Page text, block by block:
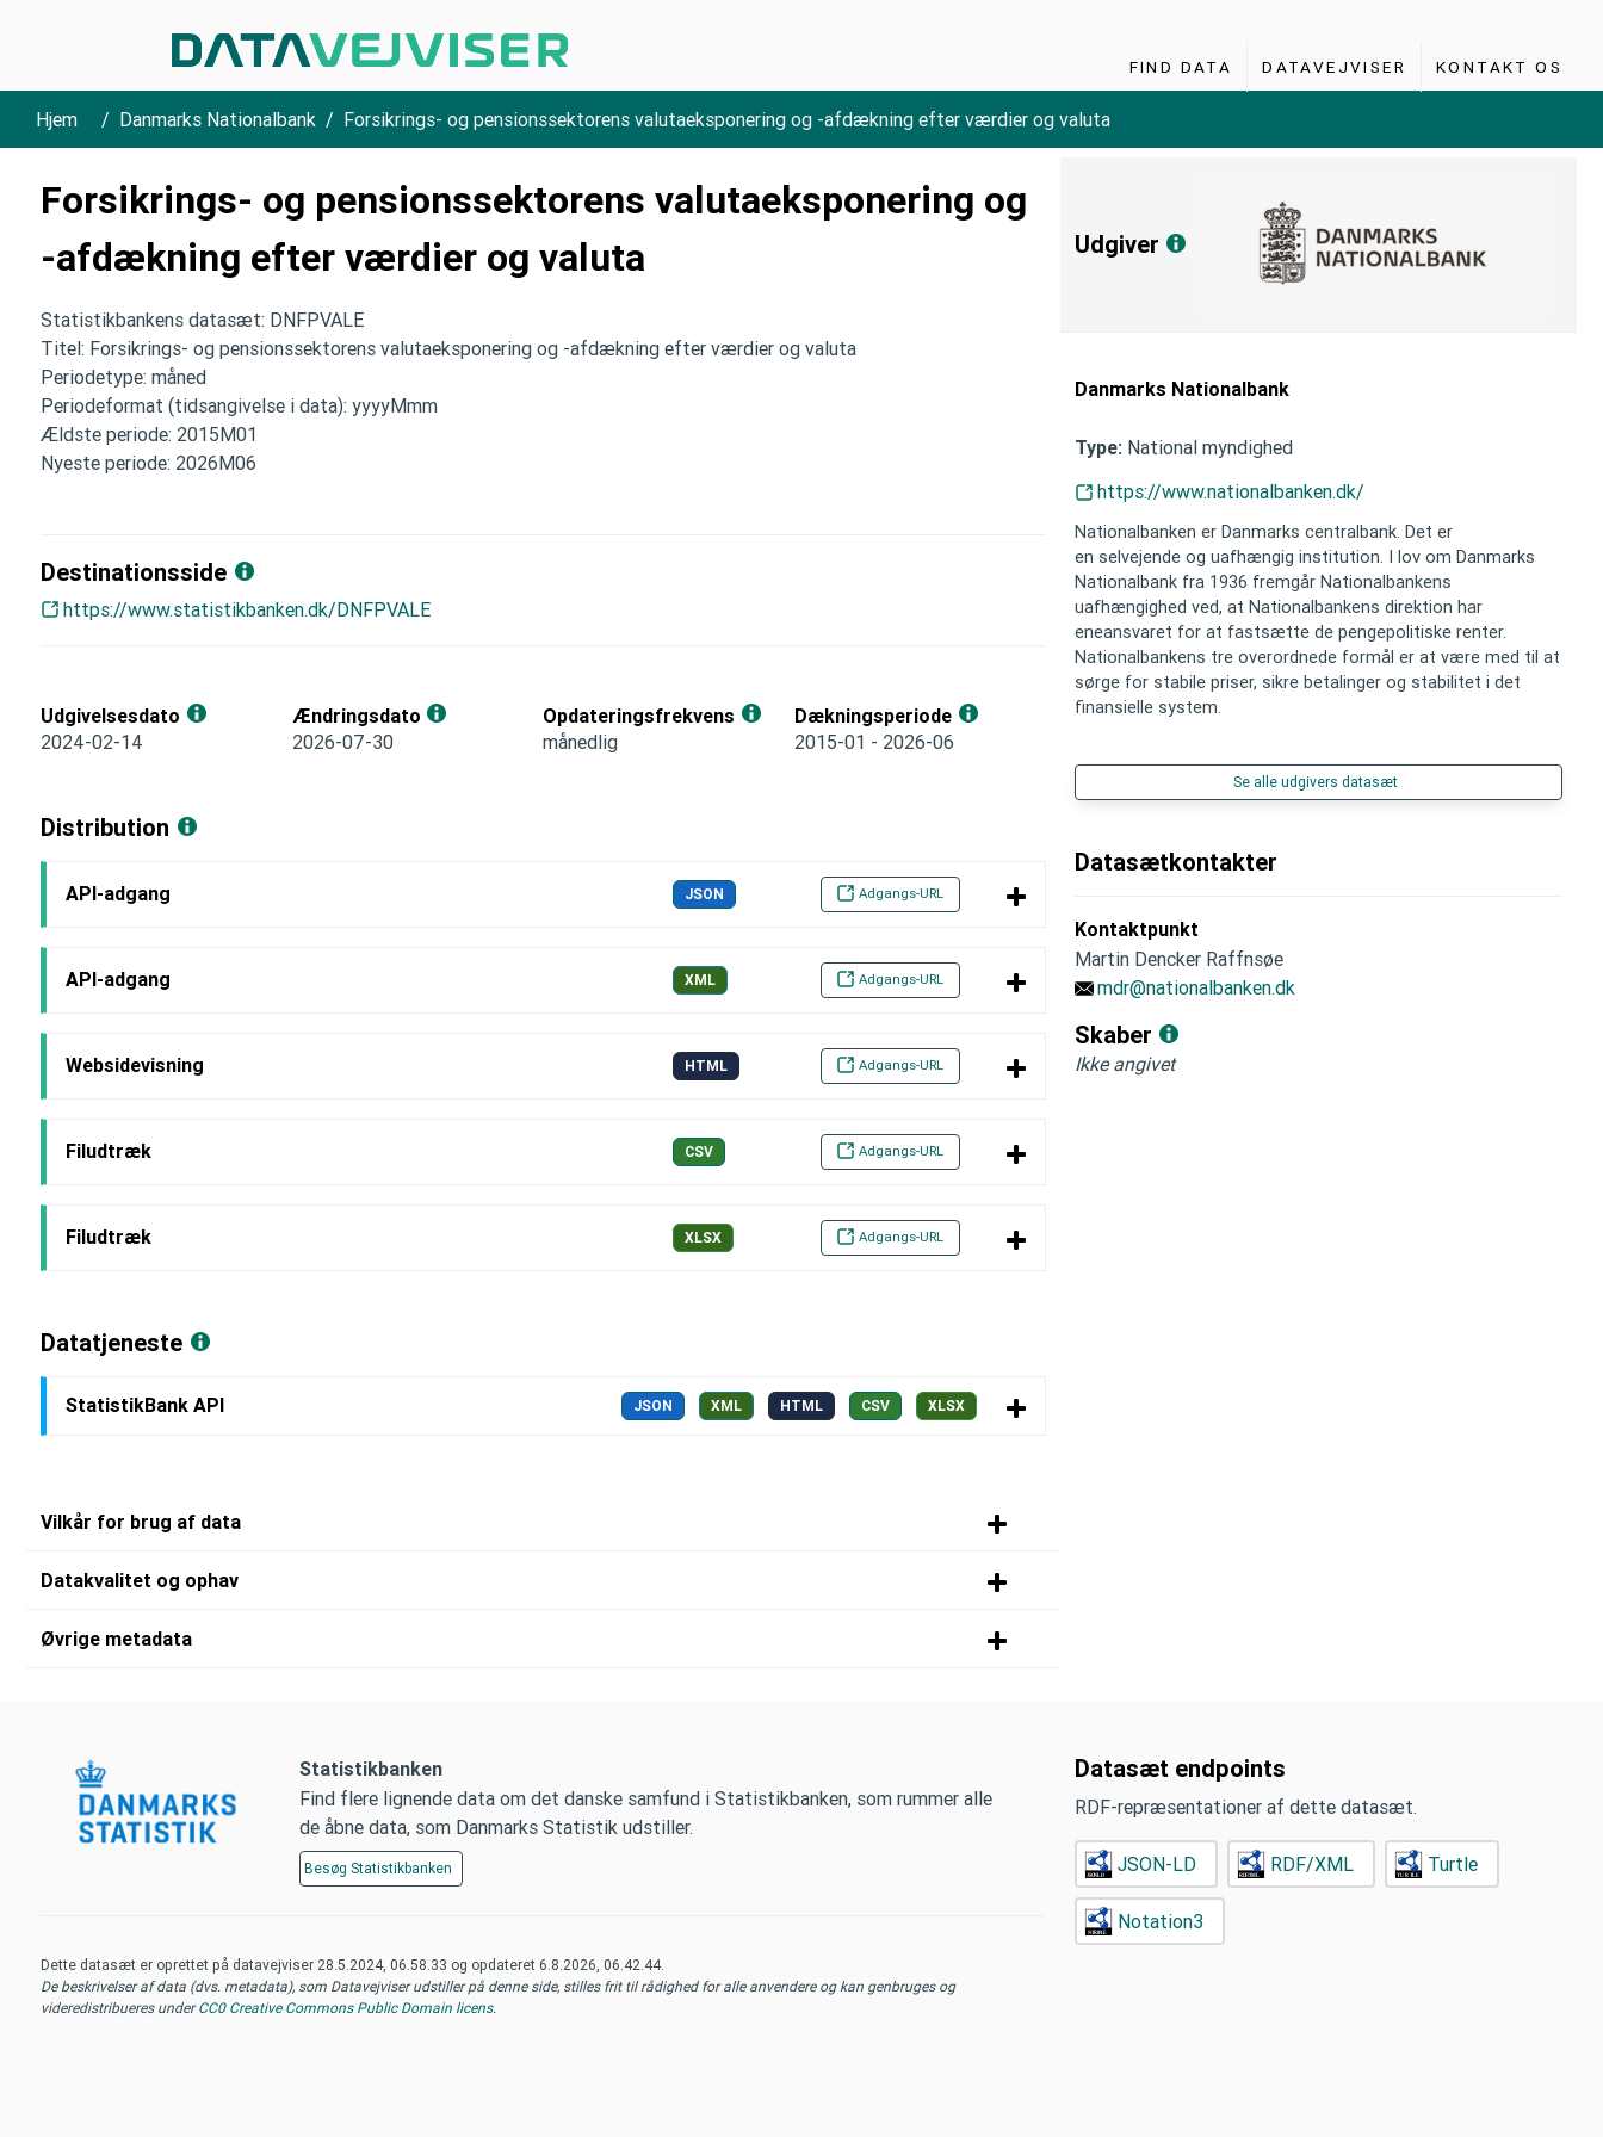
FIND DATA DATAVEJVISER KONTAKT OS
Hjem Danmarks Nationalbank Forsikrings- og pensionssektorens valutaeksponering og -afdækning efter værdier og valuta
Forsikrings- og pensionssektorens valutaeksponering og
-afdækning efter værdier og valuta
Statistikbankens datasæt: DNFPVALE
Titel: Forsikrings- og pensionssektorens valutaeksponering og -afdækning efter værdier og valuta
Periodetype: måned
Periodeformat (tidsangivelse i data): yyyyMmm
Ældste periode: 2015M01
Nyeste periode: 2026M06
Destinationsside
https://www.statistikbanken.dk/DNFPVALE
Udgivelsesdato
2024-02-14
Ændringsdato
2026-07-30
Opdateringsfrekvens
månedlig
Dækningsperiode
2015-01 - 2026-06
Distribution
API-adgang JSON Adgangs-URL
API-adgang XML Adgangs-URL
Websidevisning HTML Adgangs-URL
Filudtræk CSV Adgangs-URL
Filudtræk XLSX Adgangs-URL
Datatjeneste
StatistikBank API JSON XML HTML CSV XLSX
Vilkår for brug af data
Datakvalitet og ophav
Øvrige metadata
Udgiver
Danmarks Nationalbank
Type: National myndighed
https://www.nationalbanken.dk/
Nationalbanken er Danmarks centralbank. Det er
en selvejende og uafhængig institution. I lov om Danmarks
Nationalbank fra 1936 fremgår Nationalbankens
uafhængighed ved, at Nationalbankens direktion har
eneansvaret for at fastsætte de pengepolitiske renter.
Nationalbankens tre overordnede formål er at være med til at
sørge for stabile priser, sikre betalinger og stabilitet i det
finansielle system.
Se alle udgivers datasæt
Datasætkontakter
Kontaktpunkt
Martin Dencker Raffnsøe
mdr@nationalbanken.dk
Skaber
Ikke angivet
Statistikbanken
Find flere lignende data om det danske samfund i Statistikbanken, som rummer alle
de åbne data, som Danmarks Statistik udstiller.
Besøg Statistikbanken
Dette datasæt er oprettet på datavejviser 28.5.2024, 06.58.33 og opdateret 6.8.2026, 06.42.44.
De beskrivelser af data (dvs. metadata), som Datavejviser udstiller på denne side, stilles frit til rådighed for alle anvendere og kan genbruges og
videredistribueres underCC0 Creative Commons Public Domain licens.
Datasæt endpoints
RDF-repræsentationer af dette datasæt.
JSON-LD RDF/XML Turtle
Notation3